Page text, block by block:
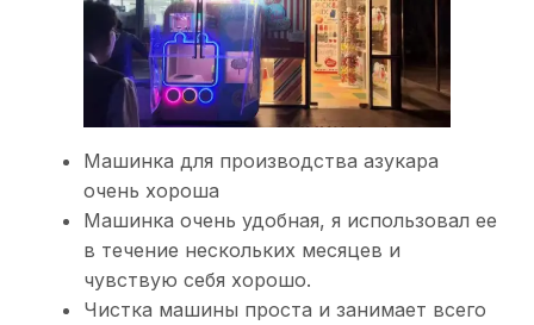
Машинка для производства азукара
очень хороша
Машинка очень удобная, я использовал ее
в течение нескольких месяцев и
чувствую себя хорошо.
Чистка машины проста и занимает всего